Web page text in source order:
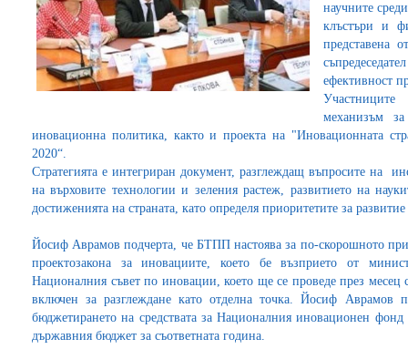
научните
клъстъри и
ефективност
Участниците
механизъм
иновационна политика, както и проекта на "Иновационната
2020“.
Стратегията е интегриран документ, разглеждащ въпросите на
на върховите технологии и зеления растеж, развитието на
достиженията на страната, като определя приоритетите за
Йосиф Аврамов подчерта, че БТПП настоява за по-скорошното
проектозакона за иновациите, което бе възприето от
Националния съвет по иновации, което ще се проведе през
включен за разглеждане като отделна точка. Йосиф
бюджетирането на средствата за Националния иновационен
държавния бюджет за съответната година.